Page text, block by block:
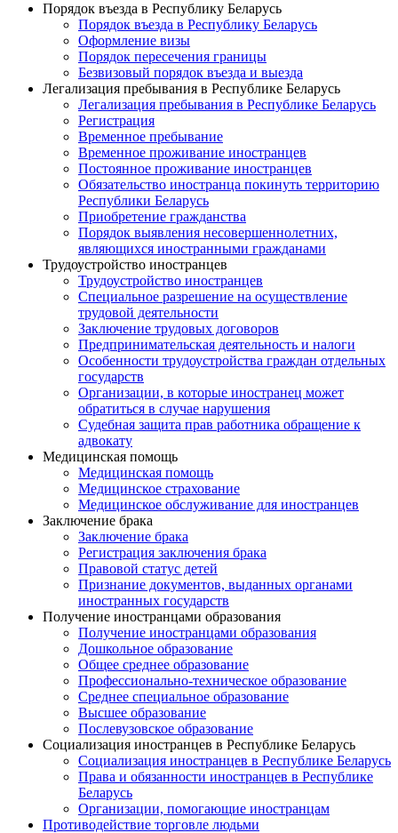
Порядок въезда в Республику Беларусь
Порядок въезда в Республику Беларусь
Оформление визы
Порядок пересечения границы
Безвизовый порядок въезда и выезда
Легализация пребывания в Республике Беларусь
Легализация пребывания в Республике Беларусь
Регистрация
Временное пребывание
Временное проживание иностранцев
Постоянное проживание иностранцев
Обязательство иностранца покинуть территорию
Республики Беларусь
Приобретение гражданства
Порядок выявления несовершеннолетних,
являющихся иностранными гражданами
Трудоустройство иностранцев
Трудоустройство иностранцев
Специальное разрешение на осуществление
трудовой деятельности
Заключение трудовых договоров
Предпринимательская деятельность и налоги
Особенности трудоустройства граждан отдельных
государств
Организации, в которые иностранец может
обратиться в случае нарушения
Судебная защита прав работника обращение к
адвокату
Медицинская помощь
Медицинская помощь
Медицинское страхование
Медицинское обслуживание для иностранцев
Заключение брака
Заключение брака
Регистрация заключения брака
Правовой статус детей
Признание документов, выданных органами
иностранных государств
Получение иностранцами образования
Получение иностранцами образования
Дошкольное образование
Общее среднее образование
Профессионально-техническое образование
Среднее специальное образование
Высшее образование
Послевузовское образование
Социализация иностранцев в Республике Беларусь
Социализация иностранцев в Республике Беларусь
Права и обязанности иностранцев в Республике
Беларусь
Oрганизации, помогающие иностранцам
Противодействие торговле людьми